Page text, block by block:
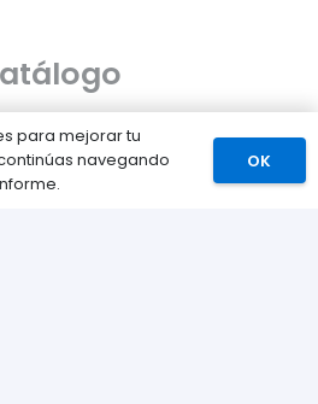
Juegos
Consolas
para mejorar tu
navegando
OK